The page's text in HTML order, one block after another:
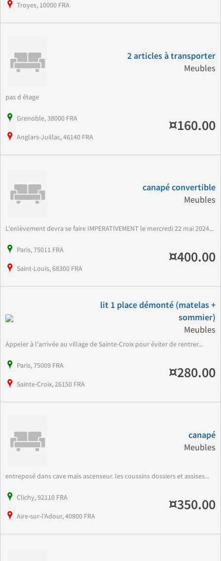
Troyes, 10000 FRA
2 articles à transporter
Meubles
pas d étage
Grenoble, 38000 FRA
Anglars-Juillac, 46140 FRA
¤160.00
canapé convertible
Meubles
L'enlèvement devra se faire IMPERATIVEMENT le mercredi 22 mai 2024...
Paris, 75011 FRA
Saint-Louis, 68300 FRA
¤400.00
lit 1 place démonté (matelas +
sommier)
Meubles
Appeler à l'arrivée au village de Sainte-Croix pour éviter de rentrer...
Paris, 75009 FRA
Sainte-Croix, 26150 FRA
¤280.00
canapé
Meubles
entreposé dans cave mais ascenseur. les coussins dossiers et assises...
Clichy, 92110 FRA
Aire-sur-l'Adour, 40800 FRA
¤350.00